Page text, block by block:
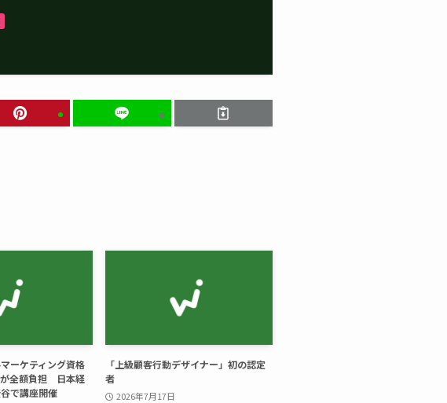
ーケティング資格
全額負担 日本経
で講座開催
「上級顧客行動デザイナー」初の認定
者
2026年7月17日